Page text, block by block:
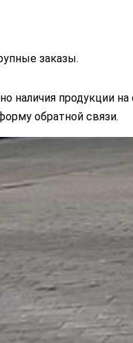
заказы.
наличия продукции
обратной связи.